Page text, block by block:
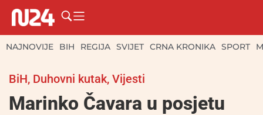
NAJNOVIJE BIH REGIJA SVIJET CRNA KRONIKA SPORT
BiH, Duhovni kutak, Vijesti
Marinko Čavara u posjetu